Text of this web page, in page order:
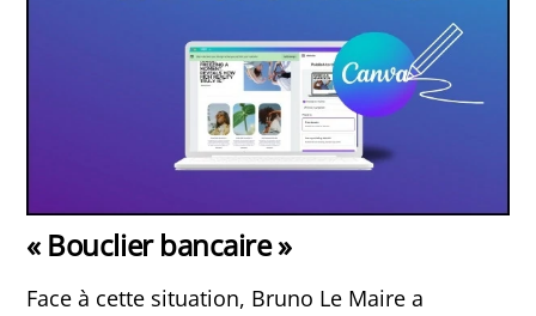
« Bouclier bancaire »
Face à cette situation, Bruno Le Maire a